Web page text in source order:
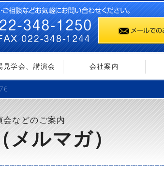
見学会、講演会 会社案内
などのご案内
ルマガ）